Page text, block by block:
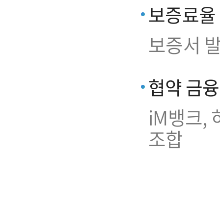
보증료율
보증서
협약 금
iM뱅크,
조합